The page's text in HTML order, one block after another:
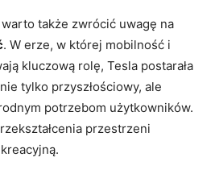
także zwrócić uwagę na⁤
. W erze, w której mobilność i
kluczową rolę, Tesla ​postarała
tylko przyszłościowy, ale
potrzebom użytkowników.
przestrzeni